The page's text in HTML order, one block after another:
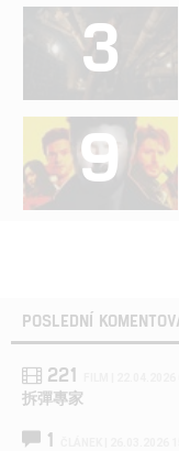
3
9
POSLEDNÍ
221
拆彈專家
1